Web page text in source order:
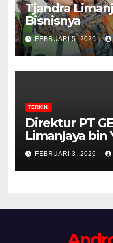
Tjandra
Bisnisnya
FEBRUARI 5, 2026
TERKINI
Direktur PT
Limanjaya bin
Limanjaya dan
Membangun
FEBRUARI 3, 2026